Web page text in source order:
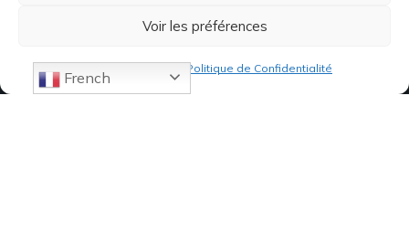
Voir les préférences
Politique de Confidentialité
French